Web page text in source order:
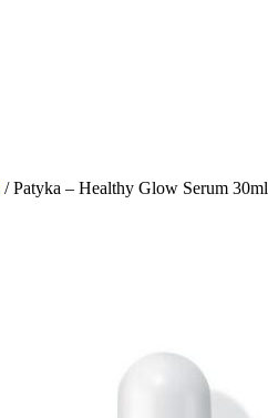
/ Patyka – Healthy Glow Serum 30ml